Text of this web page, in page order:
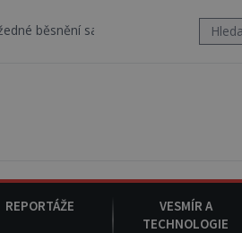
gangu vedeného
REPORTÁŽE
VESMÍR A
TECHNOLOGIE